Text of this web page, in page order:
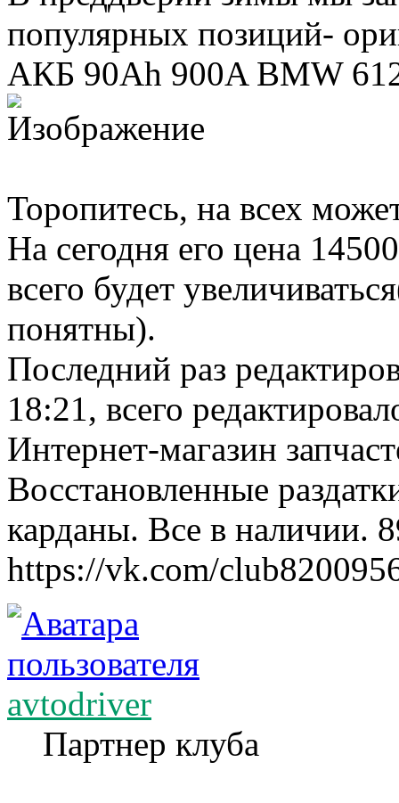
популярных позиций-
АКБ 90Ah 900A BMW
Торопитесь, на всех
На сегодня его цена
всего будет
понятны).
Последний раз
18:21, всего
Интернет-магазин
Восстановленные
карданы. Все в наличии.
https://vk.com/
avtodriver
Партнер клуба